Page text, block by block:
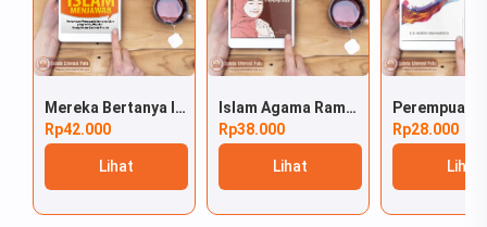
Mereka Bertanya Islam Menjawab
Rp42.000
Lihat
Islam Agama Ramah Perempuan
Rp38.000
Lihat
Rp28.000
Lihat